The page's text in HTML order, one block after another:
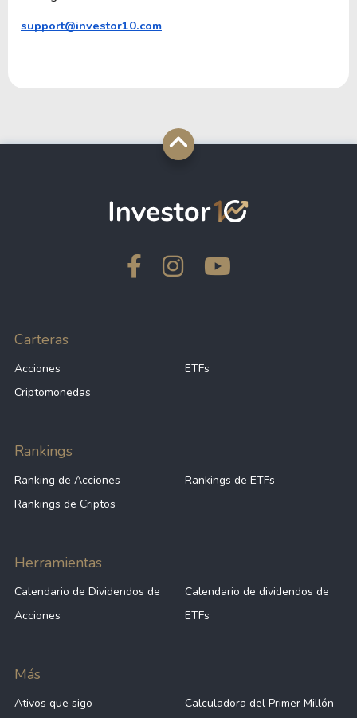
support@investor10.com
Carteras
Acciones
ETFs
Criptomonedas
Rankings
Ranking de Acciones
Rankings de ETFs
Rankings de Criptos
Herramientas
Calendario de Dividendos de
Acciones
Calendario de dividendos de
ETFs
Más
Ativos que sigo
Calculadora del Primer Millón